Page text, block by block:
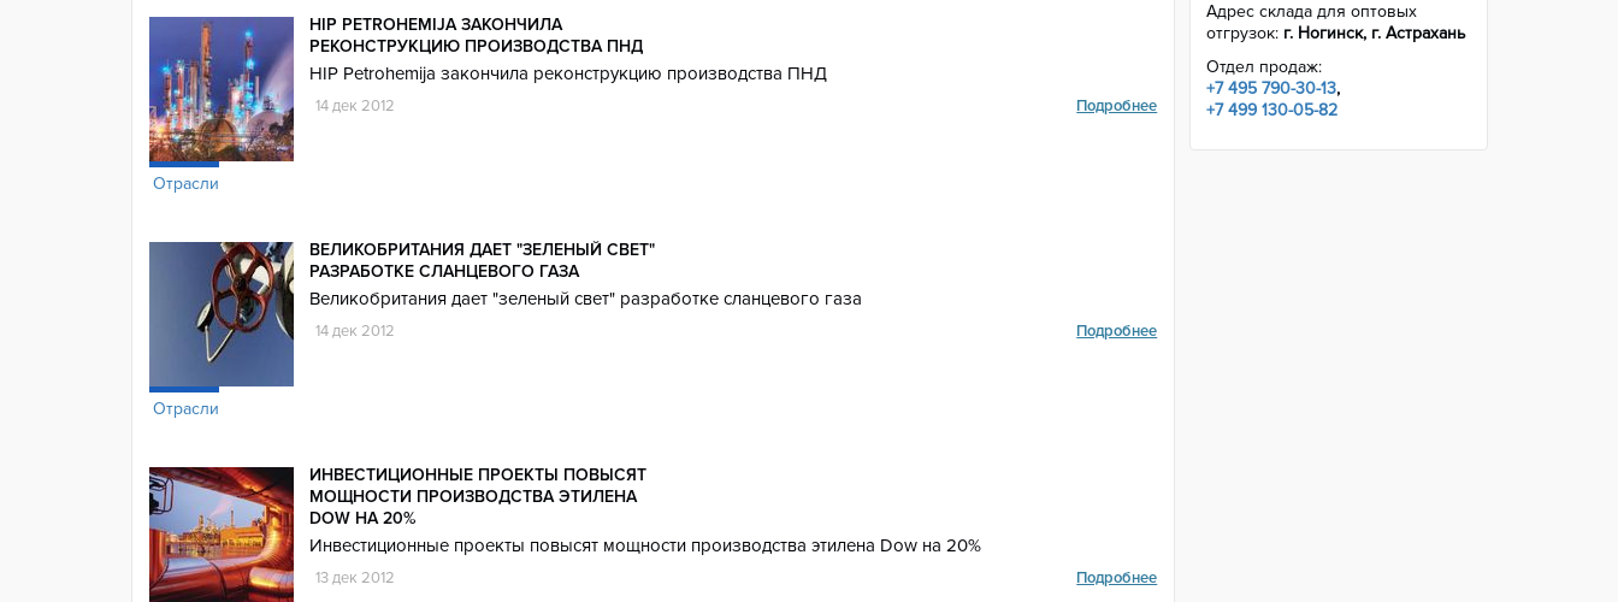
Отрасли
HIP PETROHEMIJA ЗАКОНЧИЛА
РЕКОНСТРУКЦИЮ ПРОИЗВОДСТВА ПНД
HIP Petrohemija закончила реконструкцию производства ПНД
14 дек 2012 Подробнее
Отрасли
ВЕЛИКОБРИТАНИЯ ДАЕТ "ЗЕЛЕНЫЙ СВЕТ"
РАЗРАБОТКЕ СЛАНЦЕВОГО ГАЗА
Великобритания дает "зеленый свет" разработке сланцевого газа
14 дек 2012 Подробнее
ИНВЕСТИЦИОННЫЕ ПРОЕКТЫ ПОВЫСЯТ
МОЩНОСТИ ПРОИЗВОДСТВА ЭТИЛЕНА
DOW НА 20%
Инвестиционные проекты повысят мощности производства этилена Dow на 20%
13 дек 2012 Подробнее
Адрес склада для оптовых
отгрузок: г. Ногинск, г. Астрахань
Отдел продаж:
+7 495 790-30-13,
+7 499 130-05-82